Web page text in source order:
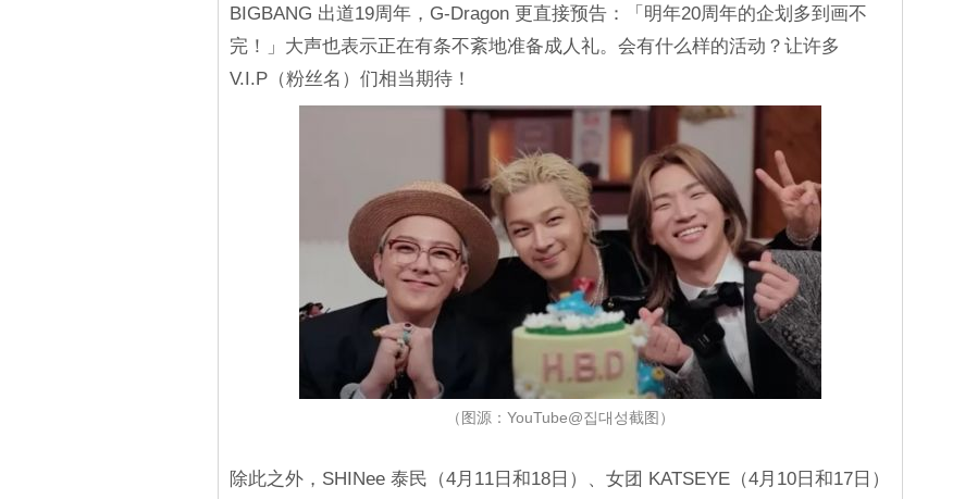
BIGBANG 出道19周年，G-Dragon 更直接预告：「明年20周年的企划多到画不
完！」大声也表示正在有条不紊地准备成人礼。会有什么样的活动？让许多
V.I.P（粉丝名）们相当期待！
（图源：YouTube@집대성截图）
除此之外，SHINee 泰民（4月11日和18日）、女团 KATSEYE（4月10日和17日）